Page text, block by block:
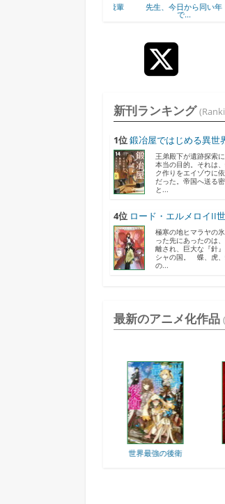
先生、今日から同い年
で...
神
新刊ランキング
1位 鍛冶屋ではじめる異世
王弟殿下が遺跡探索
本当の目的。それは
ク作りをエイゾウに
だった。帝国へ送る
と...
4位 ロード・エルメロイII
極寒の地ヒマラヤの
った先にあったのは
離され、巨大な『針
シャの国。 蝶、虎、
の...
最新のアニメ化作品
猫と竜